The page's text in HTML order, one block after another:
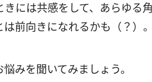
には共感をして、あらゆる
前向きになれるかも（？）。
みを聞いてみましょう。